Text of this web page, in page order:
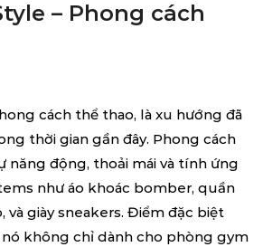
– Phong cách
cách thể thao, là xu hướng đã
thời gian gần đây. Phong cách
năng động, thoải mái và tính ứng
như áo khoác bomber, quần
và giày sneakers. Điểm đặc biệt
nó không chỉ dành cho phòng gym